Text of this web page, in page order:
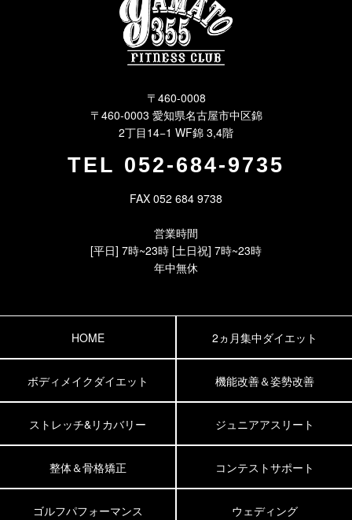
〒460-0008
〒460-0003 愛知県名古屋市中区錦
2丁目14−1 WF錦 3,4階
TEL 052-684-9735
FAX 052 684 9738
営業時間
[平日] 7時~23時 [土日祝] 7時~23時
年中無休
HOME 2ヵ月集中ダイエット
ボディメイクダイエット 機能改善＆姿勢改善
ストレッチ&リカバリー ジュニアアスリート
整体＆骨格矯正 コンテストサポート
ゴルフパフォーマンス ウェディング